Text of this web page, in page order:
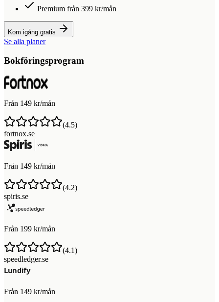
Premium från 399 kr/mån
Kom igång gratis
Se alla planer
Bokföringsprogram
Från 149 kr/mån
(4.5)
fortnox.se
Från 149 kr/mån
(4.2)
spiris.se
Från 199 kr/mån
(4.1)
speedledger.se
Från 149 kr/mån